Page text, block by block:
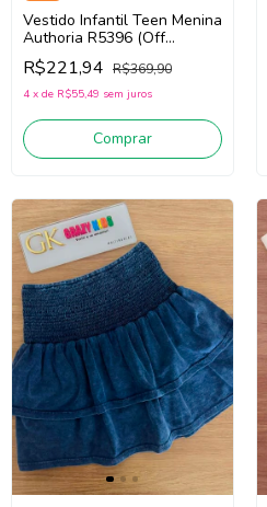
Vestido Infantil Teen Menina
Authoria R5396 (Off
White/Preto)
R$221,94 R$369,90
4 x de R$55,49 sem juros
Comprar